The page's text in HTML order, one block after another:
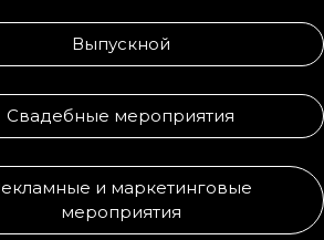
Выпускной
Свадебные мероприятия
и маркетинговые
мероприятия